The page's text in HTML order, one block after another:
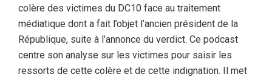
colère des victimes du DC10 face au traitement
médiatique dont a fait l’objet l’ancien président de la
République, suite à l’annonce du verdict. Ce podcast
centre son analyse sur les victimes pour saisir les
ressorts de cette colère et de cette indignation. Il met